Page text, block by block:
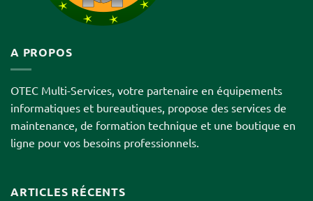
A PROPOS
OTEC Multi-Services, votre partenaire en équipements
informatiques et bureautiques, propose des services de
maintenance, de formation technique et une boutique en
ligne pour vos besoins professionnels.
ARTICLES RÉCENTS